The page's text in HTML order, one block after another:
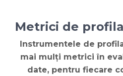
Metrici de
Instrumentele de
mai mulți metrici în
date, pentru fiecare